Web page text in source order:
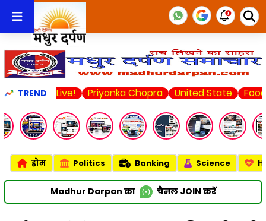
TREND
Live! Priyanka Chopra United State Food Delivery
होम Politics Banking Science
Madhur Darpan का चैनल JOIN करें